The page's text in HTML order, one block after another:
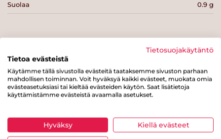
Suolaa 0.9 g
Tulosta sivu
Tietosuojakäytäntö
Tietoa evästeistä
Käytämme tällä sivustolla evästeitä taataksemme sivuston parhaan
mahdollisen toiminnan. Voit hyväksyä kaikki evästeet, muokata omia
evästeasetuksiasi tai kieltää evästeiden käytön. Saat lisätietoja
käyttämistämme evästeistä avaamalla asetukset.
Hyväksy Kiellä evästeet